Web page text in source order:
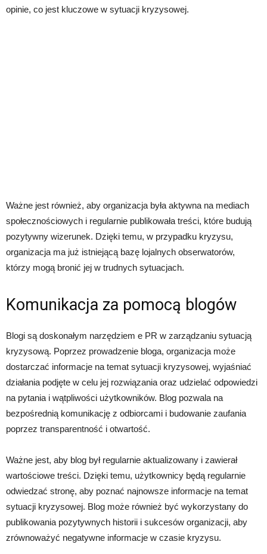
opinie, co jest kluczowe w sytuacji kryzysowej.
Ważne jest również, aby organizacja była aktywna na mediach
społecznościowych i regularnie publikowała treści, które budują
pozytywny wizerunek. Dzięki temu, w przypadku kryzysu,
organizacja ma już istniejącą bazę lojalnych obserwatorów,
którzy mogą bronić jej w trudnych sytuacjach.
Komunikacja za pomocą blogów
Blogi są doskonałym narzędziem e PR w zarządzaniu sytuacją
kryzysową. Poprzez prowadzenie bloga, organizacja może
dostarczać informacje na temat sytuacji kryzysowej, wyjaśniać
działania podjęte w celu jej rozwiązania oraz udzielać odpowiedzi
na pytania i wątpliwości użytkowników. Blog pozwala na
bezpośrednią komunikację z odbiorcami i budowanie zaufania
poprzez transparentność i otwartość.
Ważne jest, aby blog był regularnie aktualizowany i zawierał
wartościowe treści. Dzięki temu, użytkownicy będą regularnie
odwiedzać stronę, aby poznać najnowsze informacje na temat
sytuacji kryzysowej. Blog może również być wykorzystany do
publikowania pozytywnych historii i sukcesów organizacji, aby
zrównoważyć negatywne informacje w czasie kryzysu.